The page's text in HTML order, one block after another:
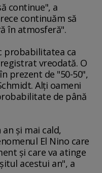
continue", a
continuăm să
în atmosferă".
probabilitatea ca
vreodată. O
prezent de "50-50",
Alţi oameni
de până
an şi mai cald,
El Nino care
şi care va atinge
acestui an", a